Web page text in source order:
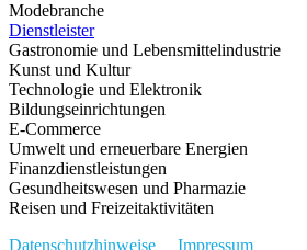
Modebranche
Dienstleister
Gastronomie und Lebensmittelindustrie
Kunst und Kultur
Technologie und Elektronik
Bildungseinrichtungen
E-Commerce
Umwelt und erneuerbare Energien
Finanzdienstleistungen
Gesundheitswesen und Pharmazie
Reisen und Freizeitaktivitäten
Datenschutzhinweise
Impressum